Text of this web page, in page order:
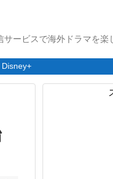
ービスで海外ドラマを楽
Disney+